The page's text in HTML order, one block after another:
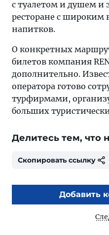
с туалетом и душем и
ресторане с широким
напитков.
О конкретных
билетов компания
дополнительно.
оператора готово
турфирмами,
больших
Делитесь тем, что
Скопировать ссылку
Добавить